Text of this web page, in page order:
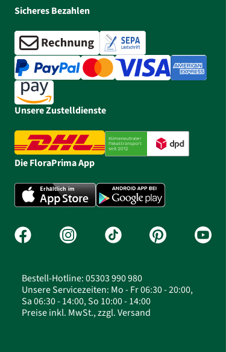
Sicheres Bezahlen
Unsere Zustelldienste
Die FloraPrima App
Bestell-Hotline: 05303 990 980
Unsere Servicezeiten: Mo - Fr 06:30 - 20:00,
Sa 06:30 - 14:00, So 10:00 - 14:00
Preise inkl. MwSt., zzgl. Versand